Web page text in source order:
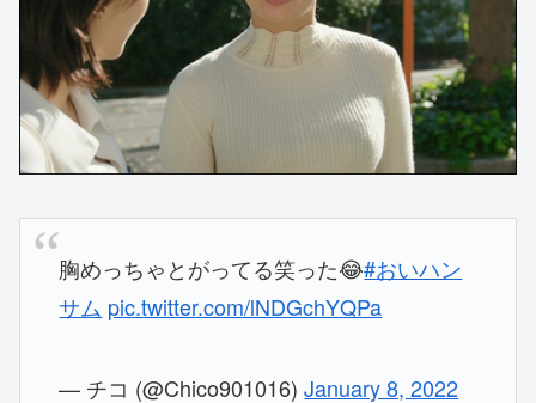
胸めっちゃとがってる笑った😂#おいハン
サム pic.twitter.com/lNDGchYQPa
— チコ (@Chico901016)January 8, 2022